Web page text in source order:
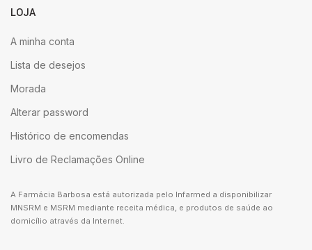
LOJA
A minha conta
Lista de desejos
Morada
Alterar password
Histórico de encomendas
Livro de Reclamações Online
A Farmácia Barbosa está autorizada pelo Infarmed a disponibilizar
MNSRM e MSRM mediante receita médica, e produtos de saúde ao
domicílio através da Internet.